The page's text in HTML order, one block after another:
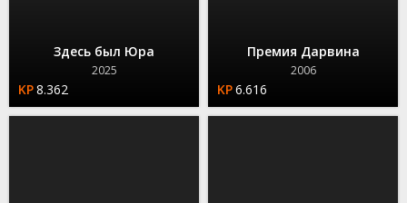
Здесь был Юра
2025
8.362
Премия Дарвина
2006
6.616